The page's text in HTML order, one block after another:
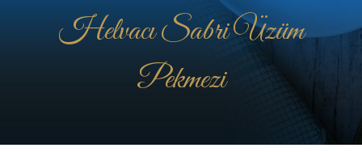
Helvacı Sabri Üzüm
Pekmezi